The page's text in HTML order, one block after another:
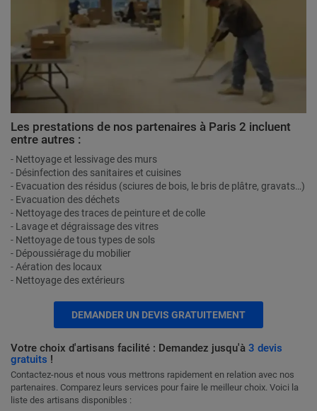
Les prestations de nos partenaires à Paris 2 incluent
entre autres :
- Nettoyage et lessivage des murs
- Désinfection des sanitaires et cuisines
- Evacuation des résidus (sciures de bois, le bris de plâtre, gravats…)
- Evacuation des déchets
- Nettoyage des traces de peinture et de colle
- Lavage et dégraissage des vitres
- Nettoyage de tous types de sols
- Dépoussiérage du mobilier
- Aération des locaux
- Nettoyage des extérieurs
DEMANDER UN DEVIS GRATUITEMENT
Votre choix d'artisans facilité : Demandez jusqu'à 3 devis
gratuits !
Contactez-nous et nous vous mettrons rapidement en relation avec nos
partenaires. Comparez leurs services pour faire le meilleur choix. Voici la
liste des artisans disponibles :